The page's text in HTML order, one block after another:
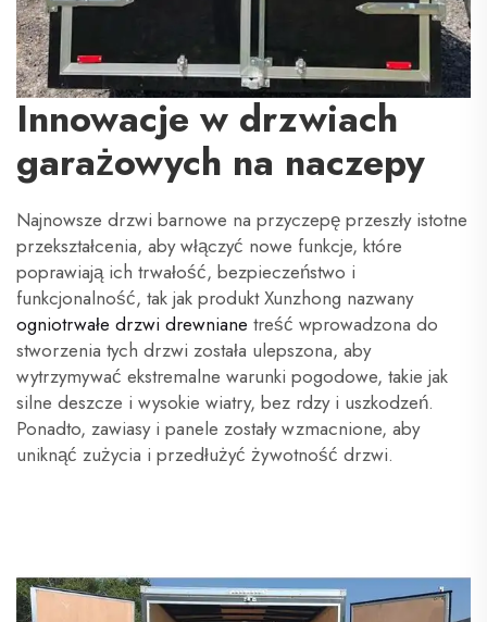
Innowacje w drzwiach
garażowych na naczepy
Najnowsze drzwi barnowe na przyczepę przeszły istotne
przekształcenia, aby włączyć nowe funkcje, które
poprawiają ich trwałość, bezpieczeństwo i
funkcjonalność, tak jak produkt Xunzhong nazwany
ogniotrwałe drzwi drewniane treść wprowadzona do
stworzenia tych drzwi została ulepszona, aby
wytrzymywać ekstremalne warunki pogodowe, takie jak
silne deszcze i wysokie wiatry, bez rdzy i uszkodzeń.
Ponadto, zawiasy i panele zostały wzmacnione, aby
uniknąć zużycia i przedłużyć żywotność drzwi.